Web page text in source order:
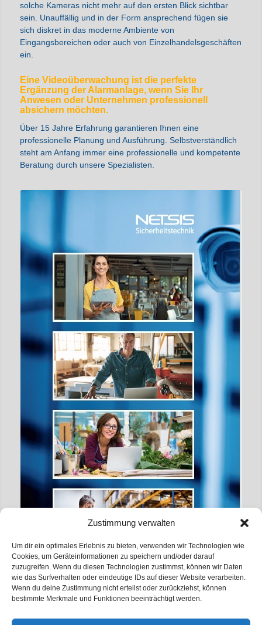
Zustimmung verwalten
Um dir ein optimales Erlebnis zu bieten, verwenden wir Technologien wie
Cookies, um Geräteinformationen zu speichern und/oder darauf
zuzugreifen. Wenn du diesen Technologien zustimmst, können wir Daten
wie das Surfverhalten oder eindeutige IDs auf dieser Website verarbeiten.
Wenn du deine Zustimmung nicht erteilst oder zurückziehst, können
bestimmte Merkmale und Funktionen beeinträchtigt werden.
solche Kameras nicht mehr auf den ersten Blick sichtbar
sein. Unauffällig und in der Form ansprechend fügen sie
sich diskret in das moderne Ambiente von
Eingangsbereichen oder auch von Einzelhandelsgeschäften
ein.
Eine Videoüberwachung ist die perfekte
Ergänzung der Alarmanlage, wenn Sie Ihr
Anwesen oder Unternehmen professionell
absichern möchten.
Über 15 Jahre Erfahrung garantieren Ihnen eine
professionelle Planung und Ausführung. Selbstverständlich
steht am Anfang immer eine professionelle und kompetente
Beratung durch unsere Spezialisten.